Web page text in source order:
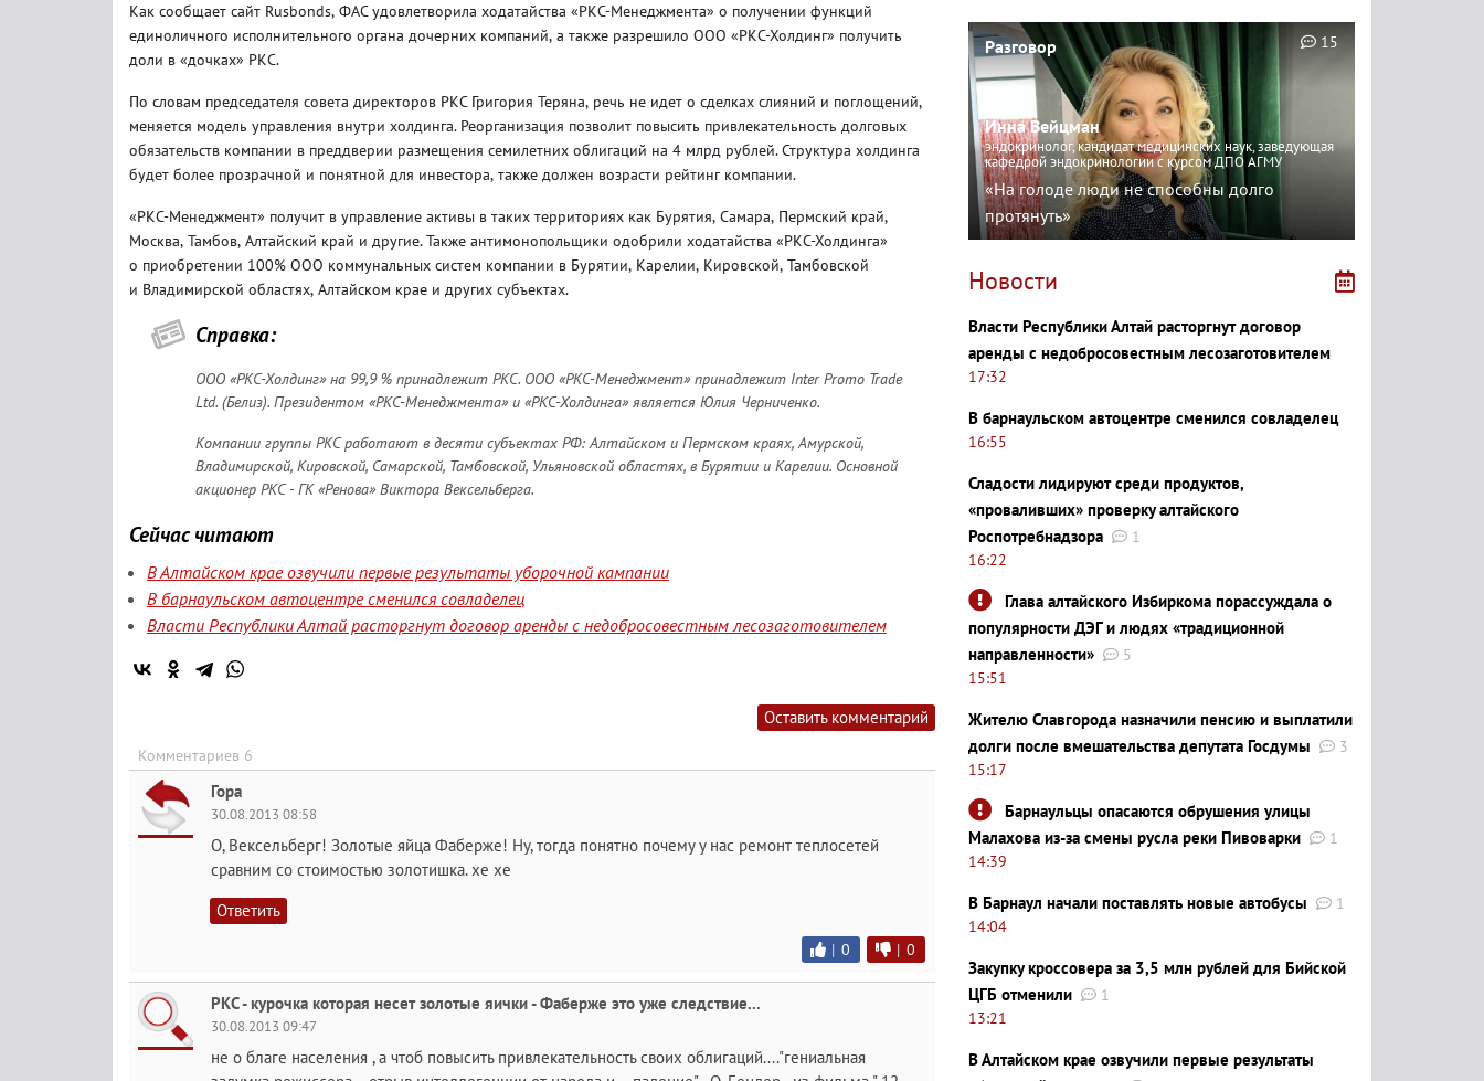
Как сообщает сайт Rusbonds, ФАС удовлетворила ходатайства «РКС-Менеджмента» о получении функций
единоличного исполнительного органа дочерних компаний, а также разрешило ООО «РКС-Холдинг» получить
доли в «дочках» РКС.
По словам председателя совета директоров РКС Григория Теряна, речь не идет о сделках слияний и поглощений,
меняется модель управления внутри холдинга. Реорганизация позволит повысить привлекательность долговых
обязательств компании в преддверии размещения семилетних облигаций на 4 млрд рублей. Структура холдинга
будет более прозрачной и понятной для инвестора, также должен возрасти рейтинг компании.
«РКС-Менеджмент» получит в управление активы в таких территориях как Бурятия, Самара, Пермский край,
Москва, Тамбов, Алтайский край и другие. Также антимонопольщики одобрили ходатайства «РКС-Холдинга»
о приобретении 100% ООО коммунальных систем компании в Бурятии, Карелии, Кировской, Тамбовской
и Владимирской областях, Алтайском крае и других субъектах.
Справка:
ООО «РКС-Холдинг» на 99,9 % принадлежит РКС. ООО «РКС-Менеджмент» принадлежит Inter Promo Trade
Ltd. (Белиз). Президентом «РКС-Менеджмента» и «РКС-Холдинга» является Юлия Черниченко.
Компании группы РКС работают в десяти субъектах РФ: Алтайском и Пермском краях, Амурской,
Владимирской, Кировской, Самарской, Тамбовской, Ульяновской областях, в Бурятии и Карелии. Основной
акционер РКС - ГК «Ренова» Виктора Вексельберга.
Сейчас читают
В Алтайском крае озвучили первые результаты уборочной кампании
В барнаульском автоцентре сменился совладелец
Власти Республики Алтай расторгнут договор аренды с недобросовестным лесозаготовителем
Оставить комментарий
Комментариев 6
Гора
30.08.2013 08:58
О, Вексельберг! Золотые яйца Фаберже! Ну, тогда понятно почему у нас ремонт теплосетей
сравним со стоимостью золотишка. хе хе
Ответить
| 0 | 0
РКС - курочка которая несет золотые яички - Фаберже это уже следствие...
30.08.2013 09:47
не о благе населения , а чтоб повысить привлекательность своих облигаций...."гениальная
Разговор
Инна Вейцман
эндокринолог, кандидат медицинских наук, заведующая
кафедрой эндокринологии с курсом ДПО АГМУ
«На голоде люди не способны долго
протянуть»
15
Новости
Власти Республики Алтай расторгнут договор
аренды с недобросовестным лесозаготовителем
17:32
В барнаульском автоцентре сменился совладелец
16:55
Сладости лидируют среди продуктов,
«проваливших» проверку алтайского
Роспотребнадзора
1
16:22
Глава алтайского Избиркома порассуждала о
популярности ДЭГ и людях «традиционной
направленности»
5
15:51
Жителю Славгорода назначили пенсию и выплатили
долги после вмешательства депутата Госдумы
3
15:17
Барнаульцы опасаются обрушения улицы
Малахова из-за смены русла реки Пивоварки
1
14:39
В Барнаул начали поставлять новые автобусы
1
14:04
Закупку кроссовера за 3,5 млн рублей для Бийской
ЦГБ отменили
1
13:21
В Алтайском крае озвучили первые результаты